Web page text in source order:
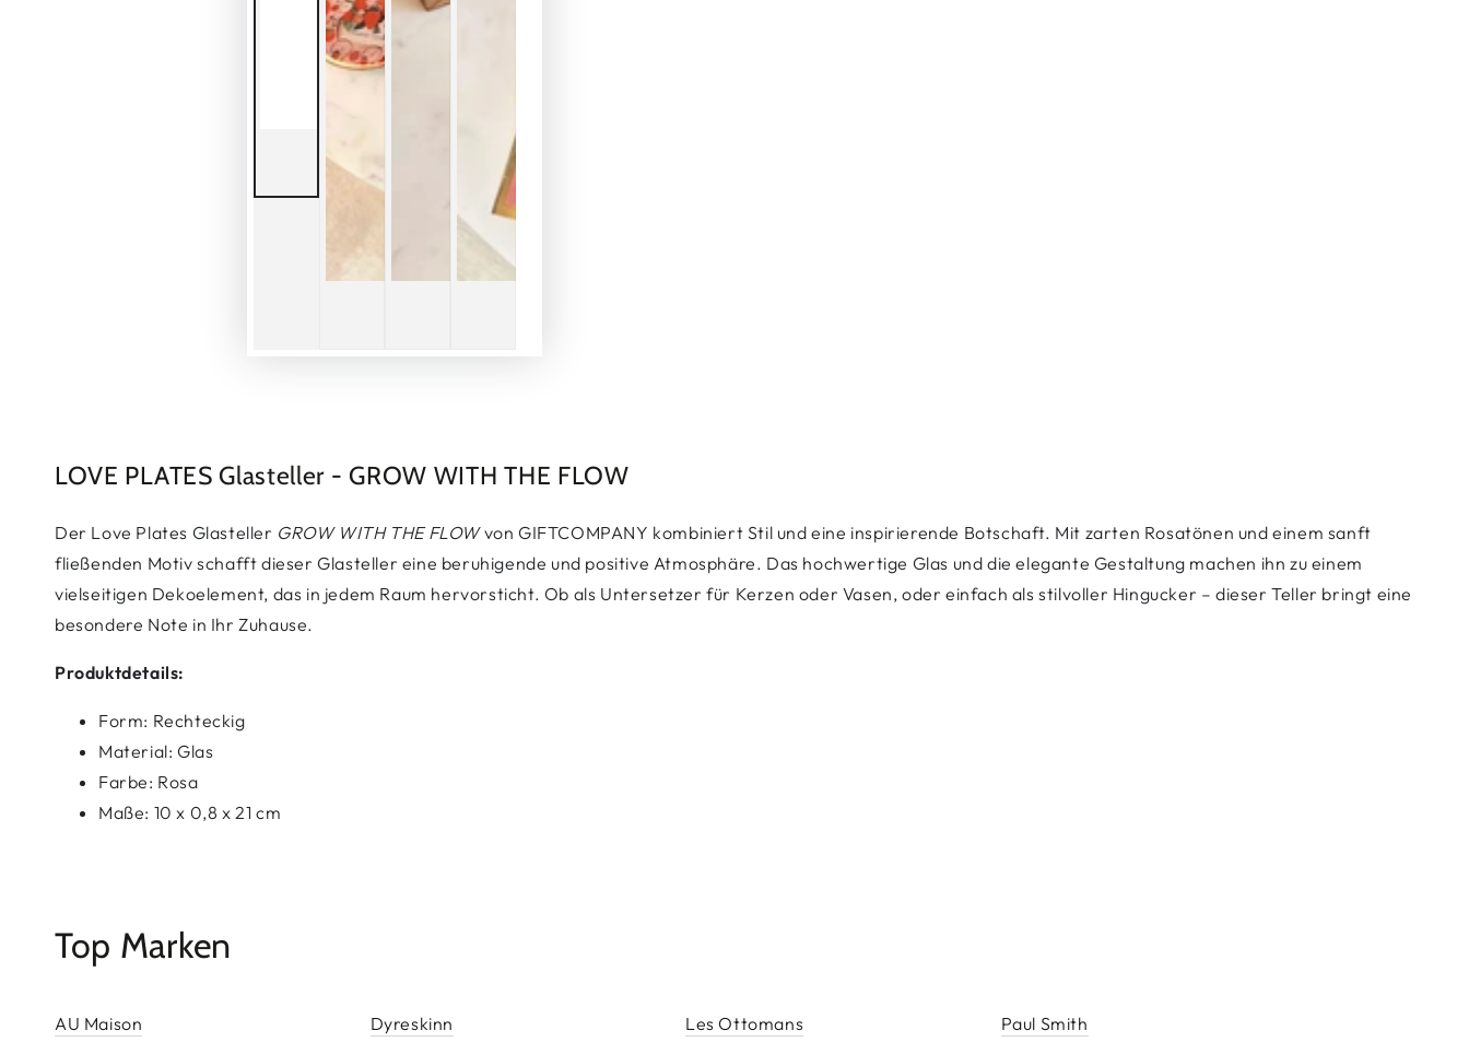
LOVE PLATES Glasteller - GROW WITH THE FLOW
Der Love Plates Glasteller GROW WITH THE FLOWvon GIFTCOMPANY kombiniert Stil und eine inspirierende Botschaft. Mit zarten Rosatönen und einem sanft
fließenden Motiv schafft dieser Glasteller eine beruhigende und positive Atmosphäre. Das hochwertige Glas und die elegante Gestaltung machen ihn zu einem
vielseitigen Dekoelement, das in jedem Raum hervorsticht. Ob als Untersetzer für Kerzen oder Vasen, oder einfach als stilvoller Hingucker – dieser Teller bringt eine
besondere Note in Ihr Zuhause.
Produktdetails:
Form: Rechteckig
Material: Glas
Farbe: Rosa
Maße: 10 x 0,8 x 21 cm
Top Marken
AU Maison Dyreskinn Les Ottomans Paul Smith